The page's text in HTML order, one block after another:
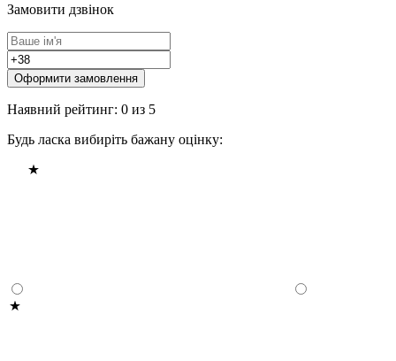
Замовити дзвінок
Оформити замовлення
Наявний рейтинг: 0 из 5
Будь ласка вибиріть бажану оцінку: